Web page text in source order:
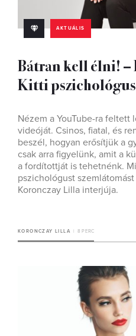
AKTUÁLIS
Bátran kell élni!
Kitti
Nézem a YouTube-ra feltett
videóját. Csinos, fiatal, és
beszél, hogyan erősítjük a
csak arra figyelünk, amit a
a fordítottját is tehetnénk.
pszichológust
Koronczay Lilla interjúja.
KORONCZAY LILLA 8 PERC